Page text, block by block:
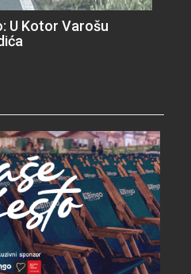
U Kotor Varošu